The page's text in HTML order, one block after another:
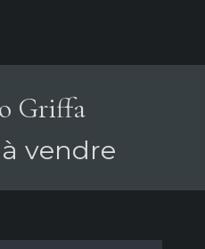
Griffa
vendre